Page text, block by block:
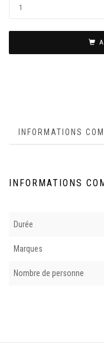
INFORMATIONS
INFORMATIONS
Durée
Marques
Nombre de personne